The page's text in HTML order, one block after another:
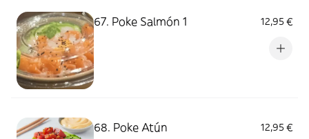
67. Poke Salmón 1 12,95 €
68. Poke Atún 12,95 €